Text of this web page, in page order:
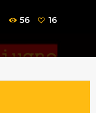
56 16